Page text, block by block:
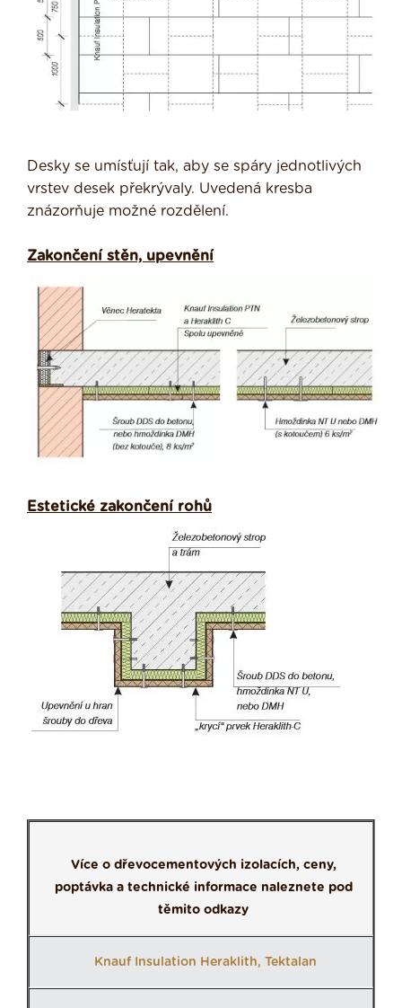
Desky se umísťují tak, aby se spáry jednotlivých
vrstev desek překrývaly. Uvedená kresba
znázorňuje možné rozdělení.
Zakončení stěn, upevnění
Estetické zakončení rohů
Více o dřevocementových izolacích, ceny,
poptávka a technické informace naleznete pod
těmito odkazy
Knauf Insulation Heraklith, Tektalan